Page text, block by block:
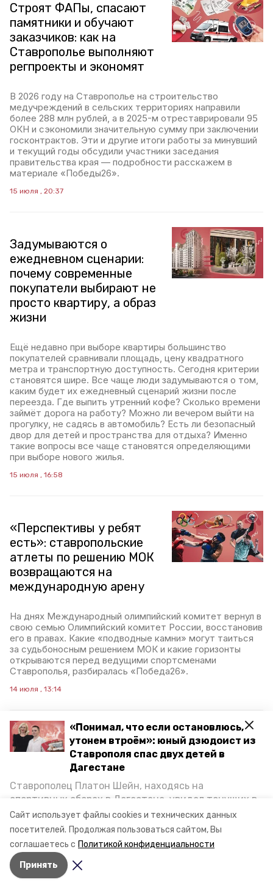
Сайт использует файлы cookies и технических данных
посетителей. Продолжая пользоваться сайтом, Вы
соглашаетесь с Политикой конфиденциальности
Принять
«Понимал, что если остановлюсь,
утонем втроём»: юный дзюдоист из
Ставрополя спас двух детей в
Дагестане
Ставрополец Платон Шейн, находясь на
спортивных сборах в Дегестане, увидел тонущих в
Каспийском море детей и бросился на помощь. По
возвращении домой, отважного мальчика
пригласили в министерство образования края и
наградили. Корреспондент «Победы26» пообщался
с юным героем.
Строят ФАПы, спасают
памятники и обучают
заказчиков: как на
Ставрополье выполняют
регпроекты и экономят
В 2026 году на Ставрополье на строительство
медучреждений в сельских территориях направили
более 288 млн рублей, а в 2025-м отреставрировали 95
ОКН и сэкономили значительную сумму при заключении
госконтрактов. Эти и другие итоги работы за минувший
и текущий годы обсудили участники заседания
правительства края — подробности расскажем в
материале «Победы26».
15 июля , 20:37
Задумываются о
ежедневном сценарии:
почему современные
покупатели выбирают не
просто квартиру, а образ
жизни
Ещё недавно при выборе квартиры большинство
покупателей сравнивали площадь, цену квадратного
метра и транспортную доступность. Сегодня критерии
становятся шире. Все чаще люди задумываются о том,
каким будет их ежедневный сценарий жизни после
переезда. Где выпить утренний кофе? Сколько времени
займёт дорога на работу? Можно ли вечером выйти на
прогулку, не садясь в автомобиль? Есть ли безопасный
двор для детей и пространства для отдыха? Именно
такие вопросы все чаще становятся определяющими
при выборе нового жилья.
15 июля , 16:58
«Перспективы у ребят
есть»: ставропольские
атлеты по решению МОК
возвращаются на
международную арену
На днях Международный олимпийский комитет вернул в
свою семью Олимпийский комитет России, восстановив
его в правах. Какие «подводные камни» могут таиться
за судьбоносным решением МОК и какие горизонты
открываются перед ведущими спортсменами
Ставрополья, разбиралась «Победа26».
14 июля , 13:14
«Понимал, что если
остановлюсь, утонем
втроём»: юного
дзюдоиста из
Ставрополя наградили за
спасение детей в
Дагестане
В минобре Ставрополья прошло чествование подростка
Платона Шейна из краевого центра, который в конце
июня спас в Дагестане двух тонущих в Каспийском